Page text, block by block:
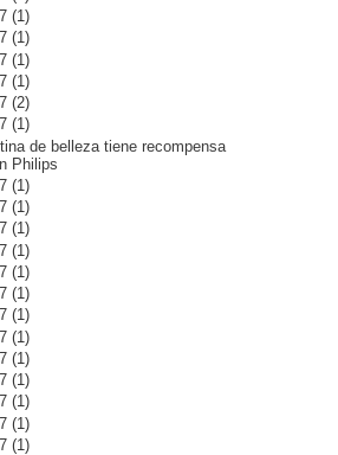
(1)
(1)
(1)
(1)
(2)
(1)
de belleza tiene recompensa
Philips
(1)
(1)
(1)
(1)
(1)
(1)
(1)
(1)
(1)
(1)
(1)
(1)
(1)